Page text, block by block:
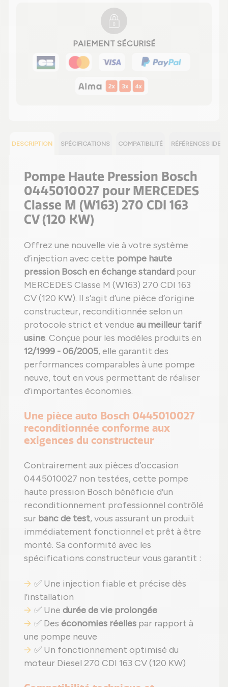
PAIEMENT SÉCURISÉ
DESCRIPTION SPÉCIFICATIONS COMPATIBILITÉ RÉFÉRENCES
Pompe Haute Pression Bosch
0445010027 pour MERCEDES
Classe M (W163) 270 CDI 163
CV (120 KW)
Offrez une nouvelle vie à votre système
d’injection avec cette pompe haute
pression Bosch en échange standard pour
MERCEDES Classe M (W163) 270 CDI 163
CV (120 KW). Il s’agit d’une pièce d’origine
constructeur, reconditionnée selon un
protocole strict et vendue au meilleur tarif
usine. Conçue pour les modèles produits en
12/1999 - 06/2005, elle garantit des
performances comparables à une pompe
neuve, tout en vous permettant de réaliser
d’importantes économies.
Une pièce auto Bosch 0445010027
reconditionnée conforme aux
exigences du constructeur
Contrairement aux pièces d’occasion
0445010027 non testées, cette pompe
haute pression Bosch bénéficie d’un
reconditionnement professionnel contrôlé
sur banc de test, vous assurant un produit
immédiatement fonctionnel et prêt à être
monté. Sa conformité avec les
spécifications constructeur vous garantit :
✅ Une injection fiable et précise dès
l’installation
✅ Une durée de vie prolongée
✅ Des économies réelles par rapport à
une pompe neuve
✅ Un fonctionnement optimisé du
moteur Diesel 270 CDI 163 CV (120 KW)